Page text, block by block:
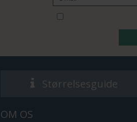
Størrelsesguide
OM OS